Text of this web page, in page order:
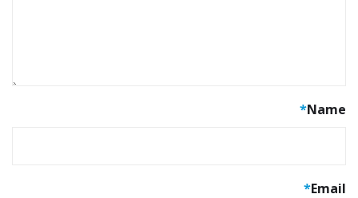
Name
*
Email
*